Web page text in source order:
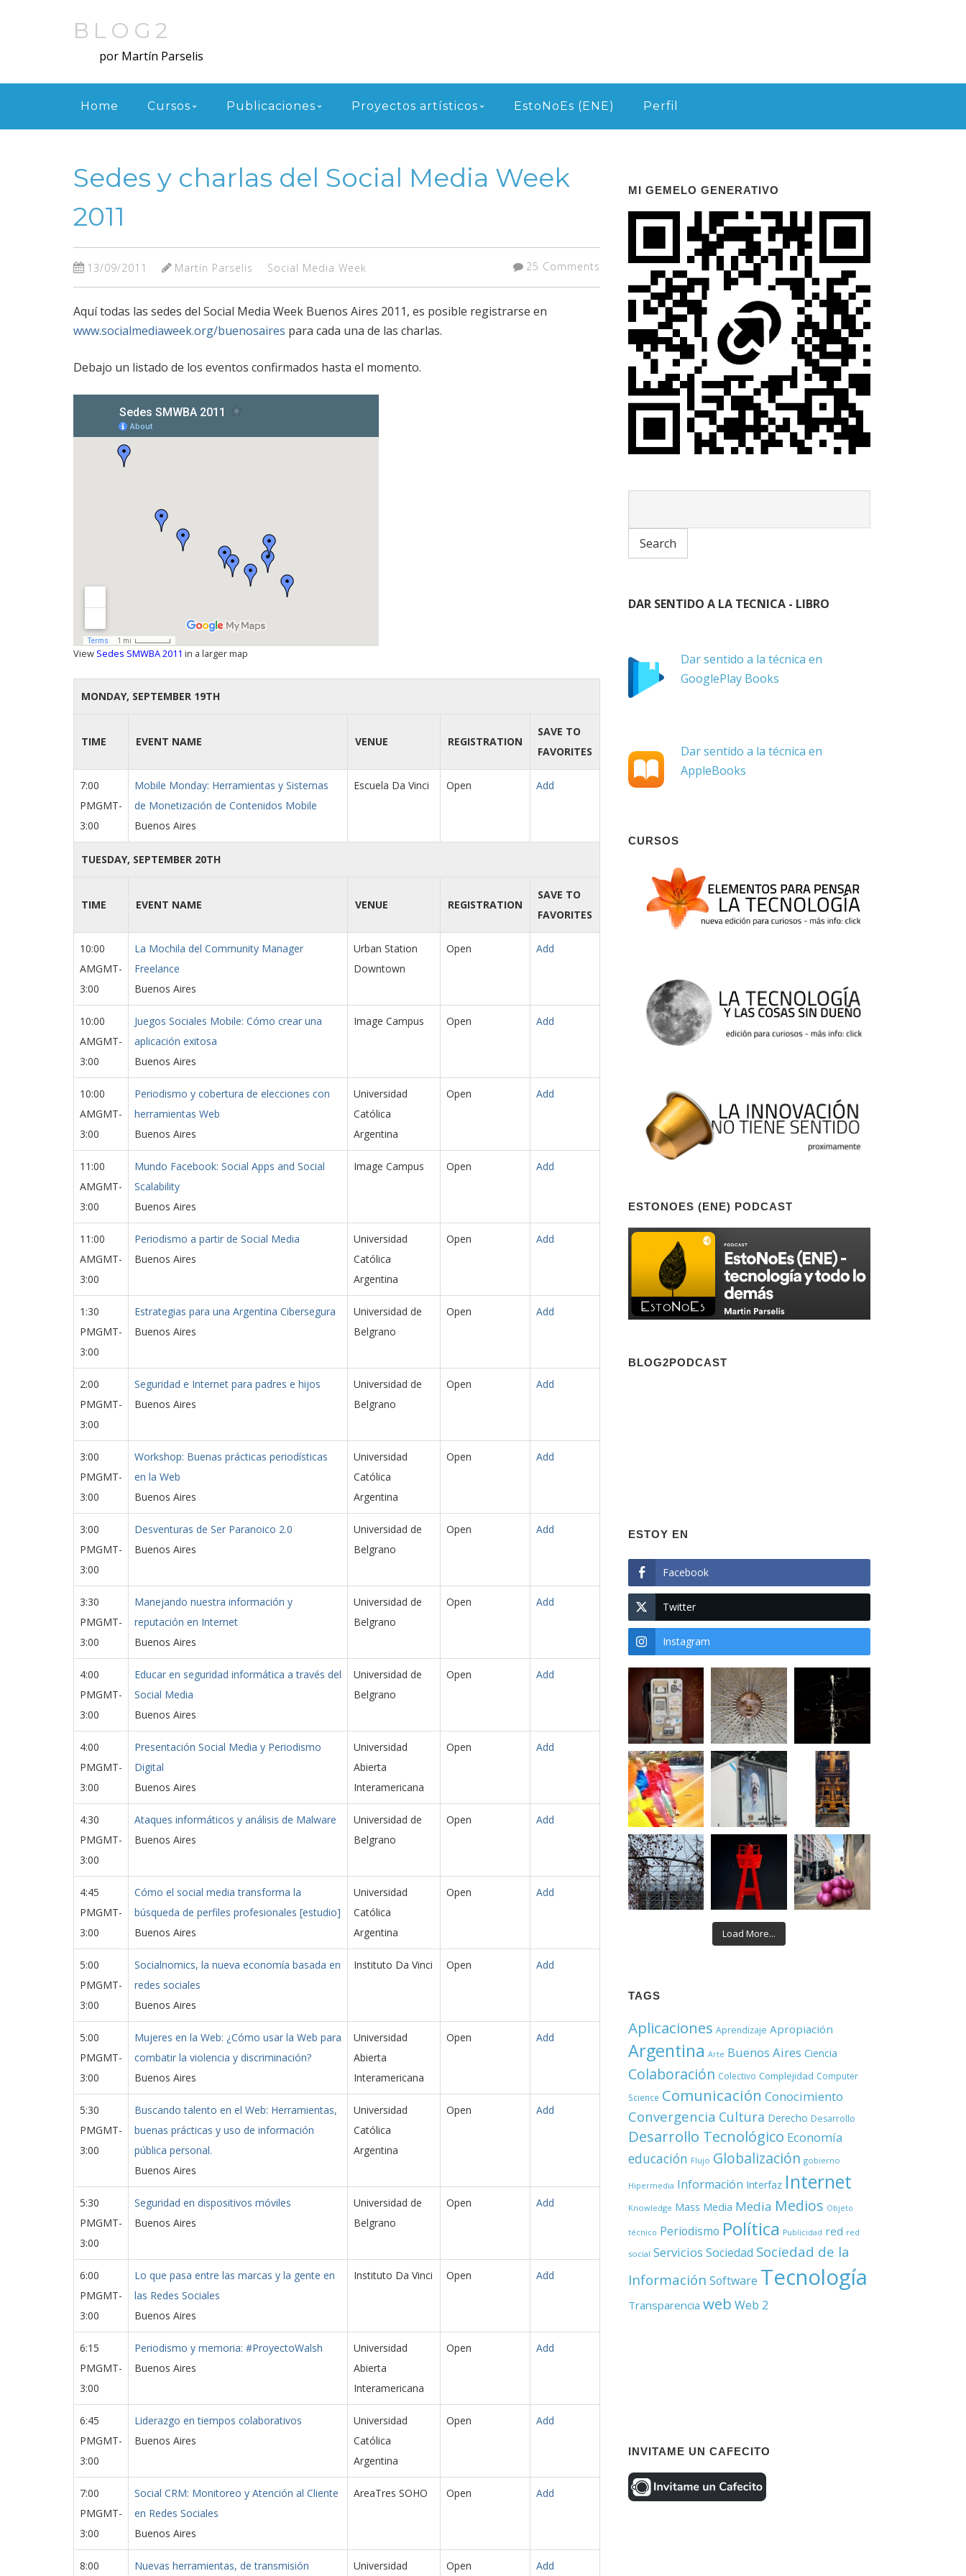
BLOG2
por Martín Parselis
Menu
Home Cursos Publicaciones Proyectos artísticos EstoNoEs (ENE) Perfil
Sedes y charlas del Social Media Week
2011
13/09/2011 Martín Parselis Social Media Week 25 Comments
Aquí todas las sedes del Social Media Week Buenos Aires 2011, es posible registrarse en
www.socialmediaweek.org/buenosaires para cada una de las charlas.
Debajo un listado de los eventos confirmados hasta el momento.
View Sedes SMWBA 2011 in a larger map
MONDAY, SEPTEMBER 19TH
TIME EVENT NAME VENUE REGISTRATION
SAVE TO
FAVORITES
7:00
PMGMT-
3:00
Mobile Monday: Herramientas y Sistemas
de Monetización de Contenidos Mobile
Buenos Aires
Escuela Da Vinci Open Add
TUESDAY, SEPTEMBER 20TH
TIME EVENT NAME VENUE REGISTRATION
SAVE TO
FAVORITES
10:00
AMGMT-
3:00
La Mochila del Community Manager
Freelance
Buenos Aires
Urban Station
Downtown
Open Add
10:00
AMGMT-
3:00
Juegos Sociales Mobile: Cómo crear una
aplicación exitosa
Buenos Aires
Image Campus Open Add
10:00
AMGMT-
3:00
Periodismo y cobertura de elecciones con
herramientas Web
Buenos Aires
Universidad
Católica
Argentina
Open Add
11:00
AMGMT-
3:00
Mundo Facebook: Social Apps and Social
Scalability
Buenos Aires
Image Campus Open Add
11:00
AMGMT-
3:00
Periodismo a partir de Social Media
Buenos Aires
Universidad
Católica
Argentina
Open Add
1:30
PMGMT-
3:00
Estrategias para una Argentina Cibersegura
Buenos Aires
Universidad de
Belgrano
Open Add
2:00
PMGMT-
3:00
Seguridad e Internet para padres e hijos
Buenos Aires
Universidad de
Belgrano
Open Add
3:00
PMGMT-
3:00
Workshop: Buenas prácticas periodísticas
en la Web
Buenos Aires
Universidad
Católica
Argentina
Open Add
3:00
PMGMT-
3:00
Desventuras de Ser Paranoico 2.0
Buenos Aires
Universidad de
Belgrano
Open Add
3:30
PMGMT-
3:00
Manejando nuestra información y
reputación en Internet
Buenos Aires
Universidad de
Belgrano
Open Add
4:00
PMGMT-
3:00
Educar en seguridad informática a través del
Social Media
Buenos Aires
Universidad de
Belgrano
Open Add
4:00
PMGMT-
3:00
Presentación Social Media y Periodismo
Digital
Buenos Aires
Universidad
Abierta
Interamericana
Open Add
4:30
PMGMT-
3:00
Ataques informáticos y análisis de Malware
Buenos Aires
Universidad de
Belgrano
Open Add
4:45
PMGMT-
3:00
Cómo el social media transforma la
búsqueda de perfiles profesionales [estudio]
Buenos Aires
Universidad
Católica
Argentina
Open Add
5:00
PMGMT-
3:00
Socialnomics, la nueva economía basada en
redes sociales
Buenos Aires
Instituto Da Vinci Open Add
5:00
PMGMT-
3:00
Mujeres en la Web: ¿Cómo usar la Web para
combatir la violencia y discriminación?
Buenos Aires
Universidad
Abierta
Interamericana
Open Add
5:30
PMGMT-
3:00
Buscando talento en el Web: Herramientas,
buenas prácticas y uso de información
pública personal.
Buenos Aires
Universidad
Católica
Argentina
Open Add
5:30
PMGMT-
3:00
Seguridad en dispositivos móviles
Buenos Aires
Universidad de
Belgrano
Open Add
6:00
PMGMT-
3:00
Lo que pasa entre las marcas y la gente en
las Redes Sociales
Buenos Aires
Instituto Da Vinci Open Add
6:15
PMGMT-
3:00
Periodismo y memoria: #ProyectoWalsh
Buenos Aires
Universidad
Abierta
Interamericana
Open Add
6:45
PMGMT-
3:00
Liderazgo en tiempos colaborativos
Buenos Aires
Universidad
Católica
Argentina
Open Add
7:00
PMGMT-
3:00
Social CRM: Monitoreo y Atención al Cliente
en Redes Sociales
Buenos Aires
AreaTres SOHO Open Add
8:00 Nuevas herramientas, de transmisión Universidad Open Add
MI GEMELO GENERATIVO
DAR SENTIDO A LA TECNICA - LIBRO
Dar sentido a la técnica en
GooglePlay Books
Dar sentido a la técnica en
AppleBooks
CURSOS
ESTONOES (ENE) PODCAST
BLOG2PODCAST
ESTOY EN
Facebook
Twitter
Instagram
Load More...
TAGS
Aplicaciones Aprendizaje Apropiación
Argentina Arte Buenos Aires Ciencia
Colaboración Colectivo Complejidad Computer
Science Comunicación Conocimiento
Convergencia Cultura Derecho Desarrollo
Desarrollo Tecnológico Economía
educación Flujo Globalización gobierno
Hipermedia Información Interfaz Internet
Knowledge Mass Media Media Medios Objeto
técnico Periodismo Política Publicidad red red
social Servicios Sociedad Sociedad de la
Información Software Tecnología
Transparencia web Web 2
INVITAME UN CAFECITO